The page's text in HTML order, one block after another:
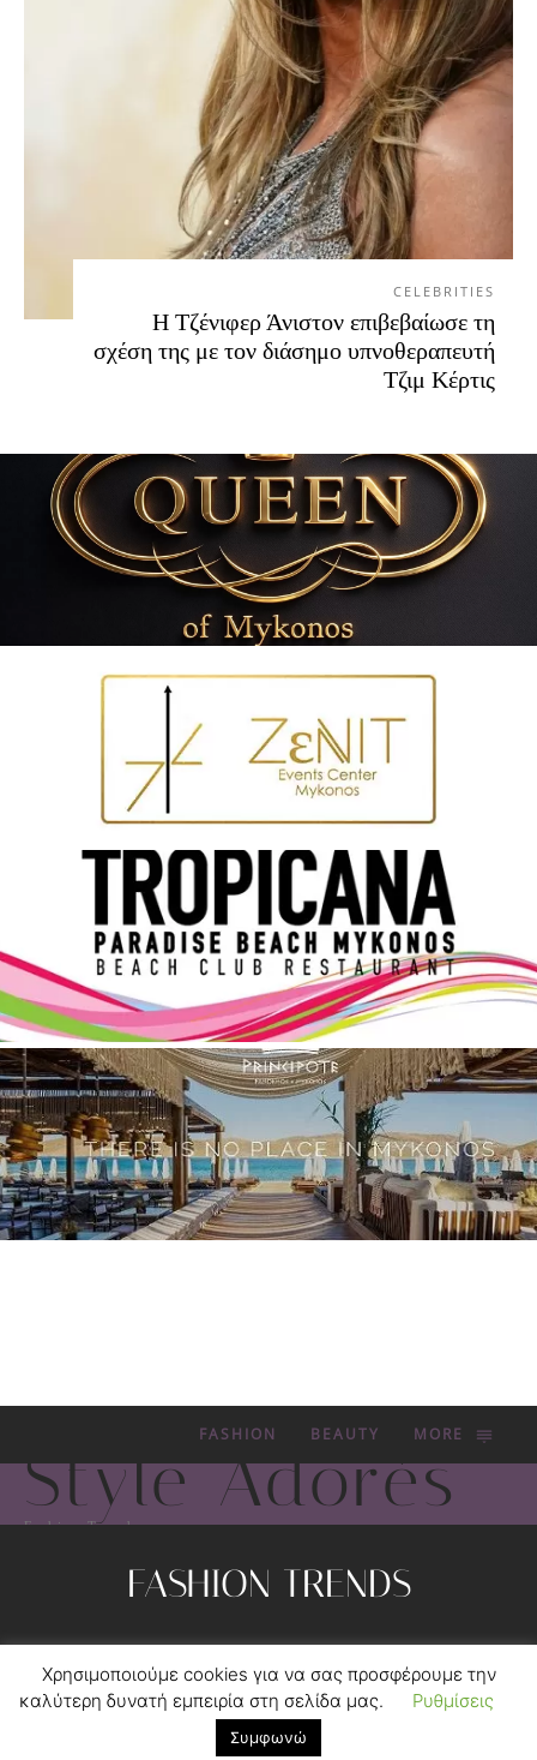
CELEBRITIES
Η Τζένιφερ Άνιστον επιβεβαίωσε τη
σχέση της με τον διάσημο υπνοθεραπευτή
Τζιμ Κέρτις
FASHION BEAUTY MORE
Style Adorés
Fashion Trends
FASHION TRENDS
© 2012-2020 MYKONOS TICKER GROUP.FORGEDSOFT™
Χρησιμοποιούμε cookies για να σας προσφέρουμε την
καλύτερη δυνατή εμπειρία στη σελίδα μας.
Ρυθμίσεις
Συμφωνώ